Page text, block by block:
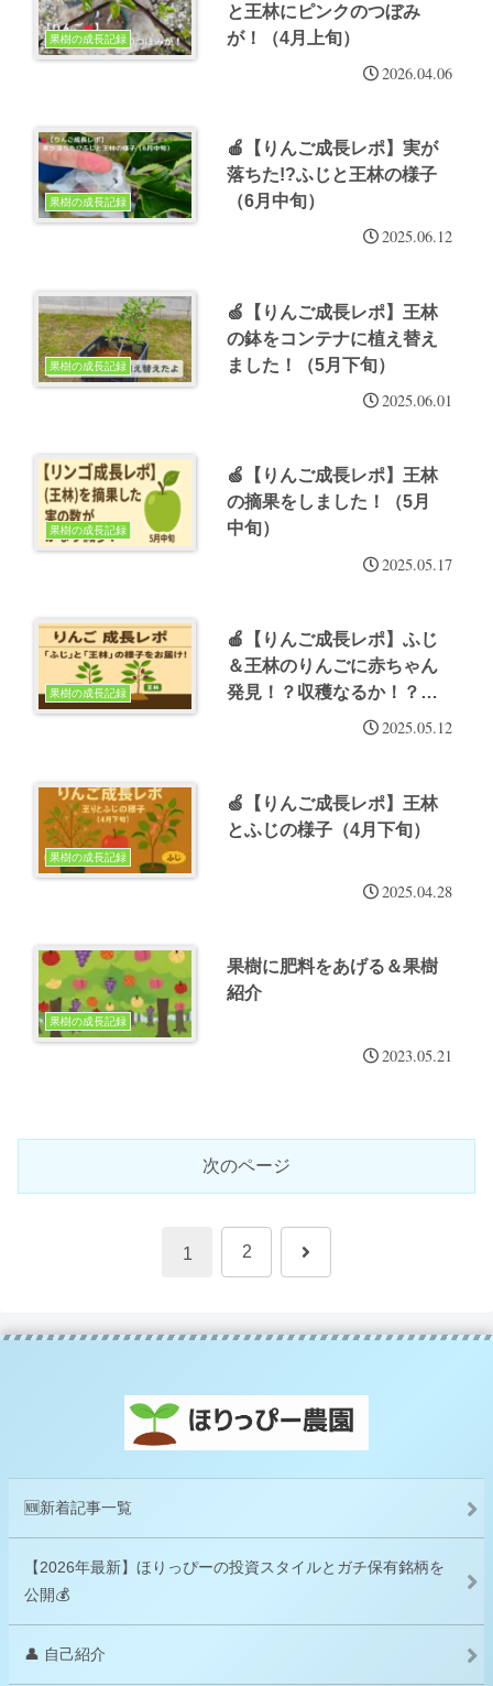
果樹の成長記録
と王林にピンクのつぼみ
が！（4月上旬）
2026.04.06
果樹の成長記録
🍎【りんご成長レポ】実が
落ちた!?ふじと王林の様子
（6月中旬）
2025.06.12
果樹の成長記録
🍏【りんご成長レポ】王林
の鉢をコンテナに植え替え
ました！（5月下旬）
2025.06.01
果樹の成長記録
🍏【りんご成長レポ】王林
の摘果をしました！（5月
中旬）
2025.05.17
果樹の成長記録
🍎【りんご成長レポ】ふじ
＆王林のりんごに赤ちゃん
発見！？収穫なるか！？
2025.05.12
果樹の成長記録
🍏【りんご成長レポ】王林
とふじの様子（4月下旬）
2025.04.28
果樹の成長記録
果樹に肥料をあげる＆果樹
紹介
2023.05.21
次のページ
1 2 次
🆕新着記事一覧
【2026年最新】ほりっぴーの投資スタイルとガチ保有銘柄を
公開💰
👤 自己紹介